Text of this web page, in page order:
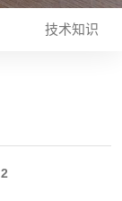
技术知识
2